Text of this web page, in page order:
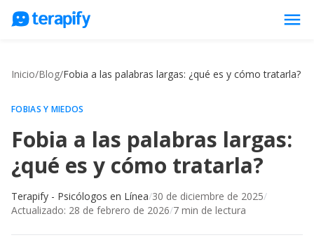
menu
Opiniones
Empresas
Preguntas frecuentes
Trabaja con nosotros
Inicio/Blog/Fobia a las palabras largas: ¿qué es y cómo tratarla?
FOBIAS Y MIEDOS
Fobia a las palabras largas:
¿qué es y cómo tratarla?
Terapify - Psicólogos en Línea/30 de diciembre de 2025/
Actualizado: 28 de febrero de 2026/7 min de lectura